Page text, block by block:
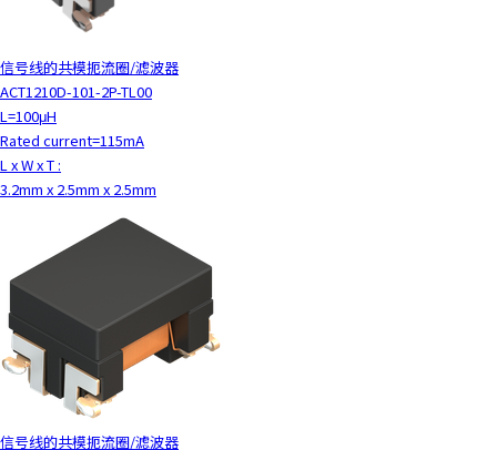
信号线的共模扼流圈/滤波器
ACT1210D-101-2P-TL00
L=100μH
Rated current=115mA
L x W x T :
3.2mm x 2.5mm x 2.5mm
信号线的共模扼流圈/滤波器